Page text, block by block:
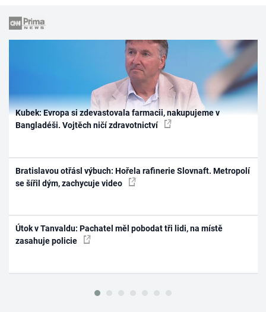
Kubek: Evropa si zdevastovala farmacii, nakupujeme v
Bangladéši. Vojtěch ničí zdravotnictví
Bratislavou otřásl výbuch: Hořela rafinerie Slovnaft. Metropolí
se šířil dým, zachycuje video
Útok v Tanvaldu: Pachatel měl pobodat tři lidi, na místě
zasahuje policie